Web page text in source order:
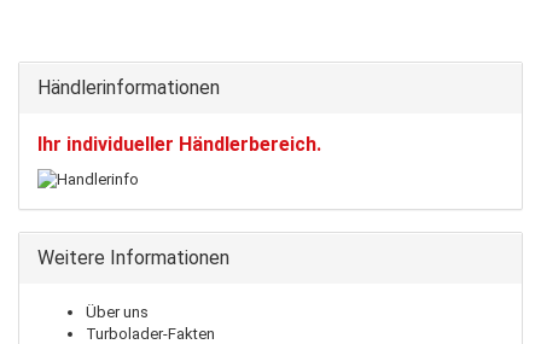
Händlerinformationen
Ihr individueller Händlerbereich.
Weitere Informationen
Über uns
Turbolader-Fakten